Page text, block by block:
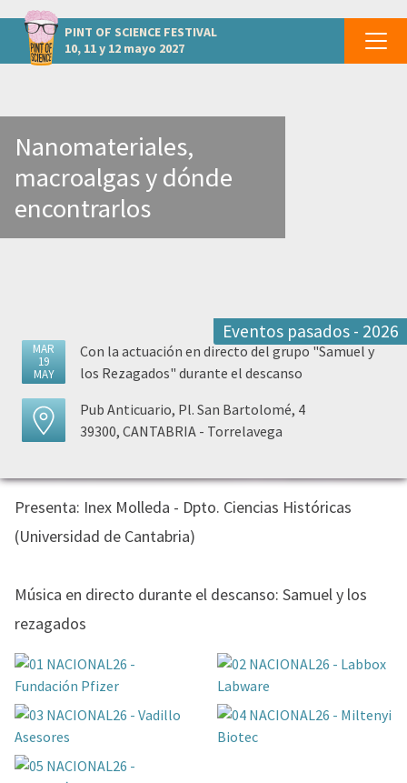
PINT OF SCIENCE FESTIVAL
10, 11 y 12 mayo 2027
otros eventos CANTABRIA - Torrelavega
Nanomateriales,
macroalgas y dónde
encontrarlos
Eventos pasados - 2026
MAR
19
MAY
Con la actuación en directo del grupo "Samuel y
los Rezagados" durante el descanso
Pub Anticuario, Pl. San Bartolomé, 4
39300, CANTABRIA - Torrelavega
Presenta: Inex Molleda - Dpto. Ciencias Históricas
(Universidad de Cantabria)
Música en directo durante el descanso: Samuel y los
rezagados